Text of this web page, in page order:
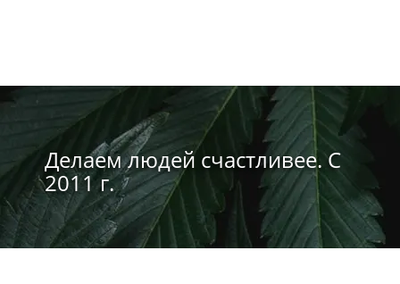
Делаем людей счастливее. С
2011 г.